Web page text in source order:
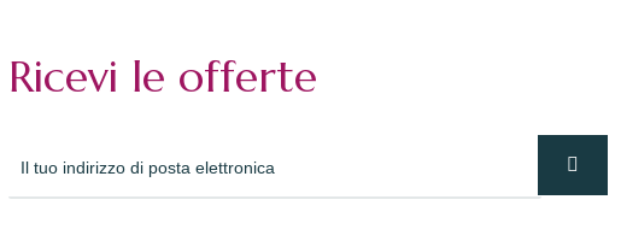
Ricevi le offerte